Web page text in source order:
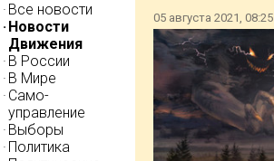
Все новости
Новости
Движения
В России
В Мире
Само-
управление
Выборы
Политика
05 августа 2021, 08:25